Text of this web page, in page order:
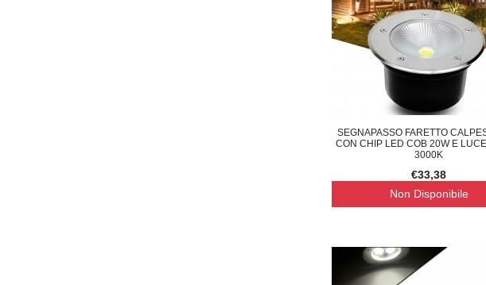
SEGNAPASSO FARETTO
CON CHIP LED COB 20W E
3000K
€33,38
Non Disponibile